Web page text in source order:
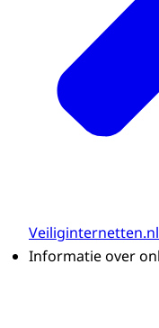
Veiliginternetten.nl
Informatie over